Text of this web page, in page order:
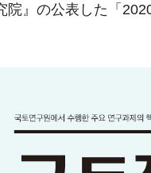
在明。李在明を支持しな
ラ政策室長が告発された
丸刈りになって抗議活動」
を異常増加させる ⇒ 中
絶好調」のウラで他業種
院』の公表した「